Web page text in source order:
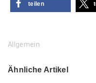
teilen
Allgemein
Ähnliche Artikel